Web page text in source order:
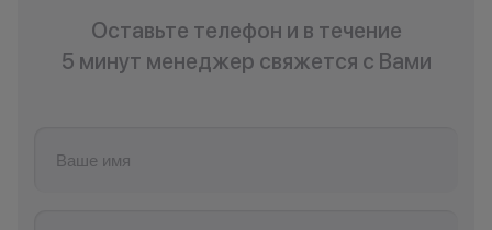
Оставьте телефон и в течение
5 минут менеджер свяжется с Вами